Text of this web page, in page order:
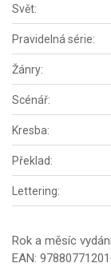
Svět:
Pravidelná série:
Žánry:
Scénář:
Kresba:
Překlad:
Lettering:
Rok a měsíc
EAN: